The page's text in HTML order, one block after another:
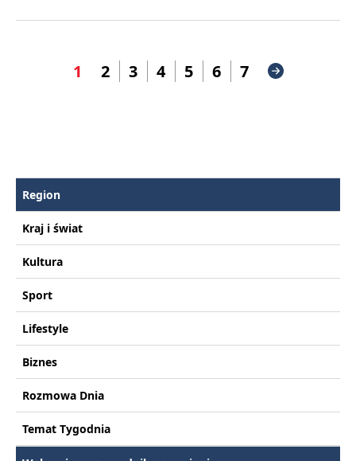
1 2 3 4 5 6 7
Region
Kraj i świat
Kultura
Sport
Lifestyle
Biznes
Rozmowa Dnia
Temat Tygodnia